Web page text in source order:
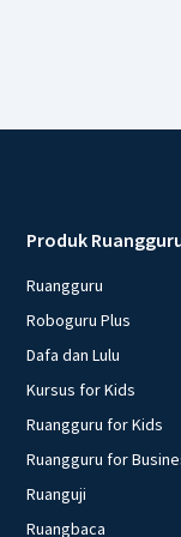
Produk
Ruangguru
Roboguru Plus
Dafa dan Lulu
Kursus for Kids
Ruangguru for Kids
Ruangguru for
Ruanguji
Ruangbaca